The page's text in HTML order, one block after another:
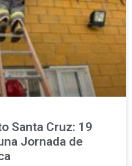
Santa Cruz: 19
Jornada de